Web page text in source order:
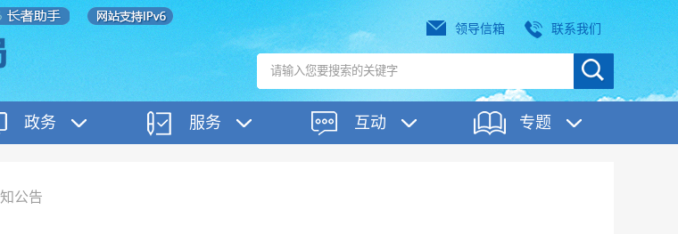
领导信箱 联系我们
政务 服务 互动 专题
公告